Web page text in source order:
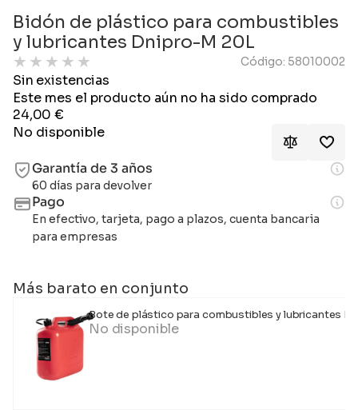
Bidón de plástico para combustibles
y lubricantes Dnipro-M 20L
★ ★ ★ ★ ★ Código: 58010002
Sin existencias
Este mes el producto aún no ha sido comprado
24,00€
No disponible
Garantía de 3 años
60 días para devolver
Pago
En efectivo, tarjeta, pago a plazos, cuenta bancaria
para empresas
Más barato en conjunto
Bote de plástico para combustibles y lubricantes
No disponible